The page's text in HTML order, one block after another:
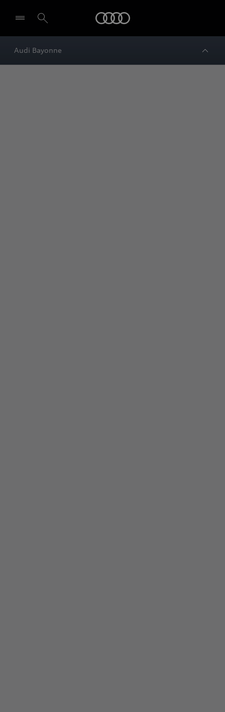
Audi Bayonne